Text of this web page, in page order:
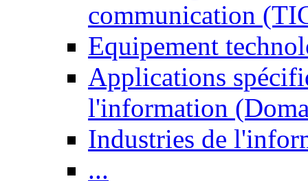
communication
Equipement
Applications
l'information
Industries de
...